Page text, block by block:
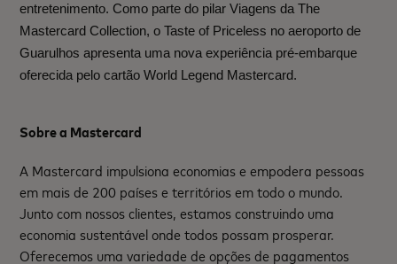
entretenimento. Como parte do pilar Viagens da The
Mastercard Collection, o Taste of Priceless no aeroporto de
Guarulhos apresenta uma nova experiência pré-embarque
oferecida pelo cartão World Legend Mastercard.
Sobre a Mastercard
A Mastercard impulsiona economias e empodera pessoas
em mais de 200 países e territórios em todo o mundo.
Junto com nossos clientes, estamos construindo uma
economia sustentável onde todos possam prosperar.
Oferecemos uma variedade de opções de pagamentos